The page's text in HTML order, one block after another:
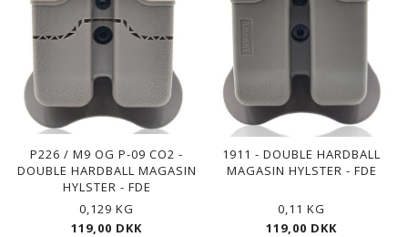
P226 / M9 OG P-09 CO2 -
DOUBLE HARDBALL MAGASIN
HYLSTER - FDE
0,129 KG
119,00 DKK
1911 - DOUBLE HARDBALL
MAGASIN HYLSTER - FDE
0,11 KG
119,00 DKK